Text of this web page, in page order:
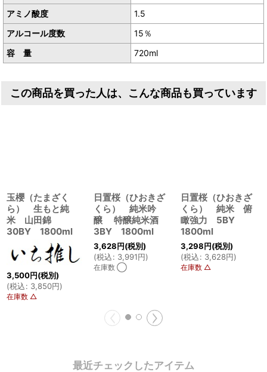
アミノ酸度
1.5
アルコール度数
15％
容 量
720ml
この商品を買った人は、こんな商品も買っています
玉櫻（たまざく
ら） 生もと純
米 山田錦
30BY 1800ml
3,500円(税別)
(税込: 3,850円)
在庫数 △
日置桜（ひおきざ
くら） 純米吟
醸 特醸純米酒
3BY 1800ml
3,628円(税別)
(税込: 3,991円)
在庫数 ◯
日置桜（ひおきざ
くら） 純米 俯
瞰強力 5BY
1800ml
3,298円(税別)
(税込: 3,628円)
在庫数 △
最近チェックしたアイテム